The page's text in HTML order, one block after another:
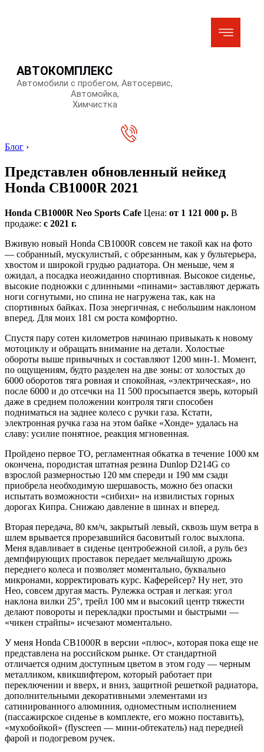
АВТОКОМПЛЕКС
Автомобили с пробегом, Автосервис,
Автомойка,
Химчистка
Блог ›
Представлен обновленный нейкед
Honda CB1000R 2021
Honda CB1000R Neo Sports Cafe Цена: от 1 121 000 р. В
продаже: c 2021 г.
Вживую новый Honda CB1000R совсем не такой как на фото
— собранный, мускулистый, с обрезанным, как у бультерьера,
хвостом и широкой грудью радиатора. Он меньше, чем я
ожидал, а посадка неожиданно спортивная. Высокое сиденье,
высокие подножки с длинными «пинами» заставляют держать
ноги согнутыми, но спина не нагружена так, как на
спортивных байках. Поза энергичная, с небольшим наклоном
вперед. Для моих 181 см роста комфортно.
Спустя пару сотен километров начинаю привыкать к новому
мотоциклу и обращать внимание на детали. Холостые
обороты выше привычных и составляют 1200 мин-1. Момент,
по ощущениям, будто разделен на две зоны: от холостых до
6000 оборотов тяга ровная и спокойная, «электрическая», но
после 6000 и до отсечки на 11 500 просыпается зверь, который
даже в среднем положении контроля тяги способен
подниматься на заднее колесо с ручки газа. Кстати,
электронная ручка газа на этом байке «Хонде» удалась на
славу: усилие понятное, реакция мгновенная.
Пройдено первое ТО, регламентная обкатка в течение 1000 км
окончена, породистая штатная резина Dunlop D214G со
взрослой размерностью 120 мм спереди и 190 мм сзади
приобрела необходимую шершавость, можно без опаски
испытать возможности «сибихи» на извилистых горных
дорогах Кипра. Снижаю давление в шинах и вперед.
Вторая передача, 80 км/ч, закрытый левый, сквозь шум ветра в
шлем врывается прорезавшийся басовитый голос выхлопа.
Меня вдавливает в сиденье центробежной силой, а руль без
демпфирующих проставок передает мельчайшую дрожь
переднего колеса и позволяет моментально, буквально
микронами, корректировать курс. Каферейсер? Ну нет, это
Нео, совсем другая масть. Рулежка острая и легкая: угол
наклона вилки 25°, трейл 100 мм и высокий центр тяжести
делают повороты и перекладки простыми и быстрыми —
«чикен страйпы» исчезают моментально.
У меня Honda CB1000R в версии «плюс», которая пока еще не
представлена на российском рынке. От стандартной
отличается одним доступным цветом в этом году — черным
металликом, квикшифтером, который работает при
переключении и вверх, и вниз, защитной решеткой радиатора,
дополнительными декоративными элементами из
сатинированного алюминия, одноместным исполнением
(пассажирское сиденье в комплекте, его можно поставить),
«мухобойкой» (flyscreen — мини-обтекатель) над передней
фарой и подогревом ручек.